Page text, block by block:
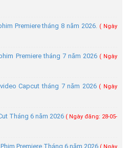
Premiere tháng 8 năm 2026. ( Ngày
Premiere tháng 7 năm 2026 ( Ngày
Capcut tháng 7 năm 2026 ( Ngày
Tháng 6 năm 2026 ( Ngày đăng: 28-05-
Premiere Tháng 6 năm 2026